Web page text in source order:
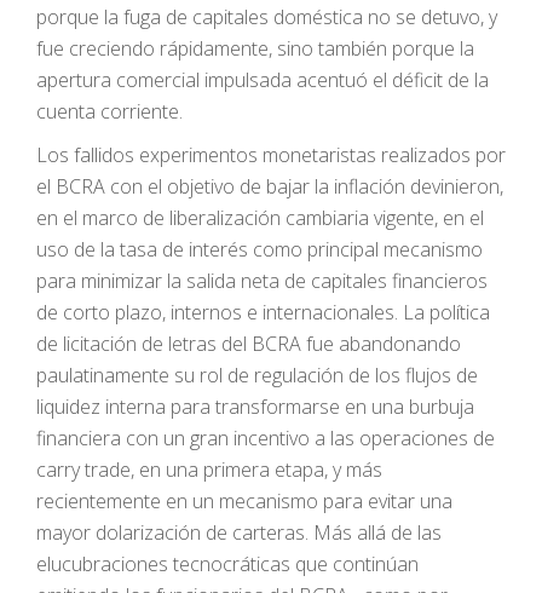
porque la fuga de capitales doméstica no se detuvo, y
fue creciendo rápidamente, sino también porque la
apertura comercial impulsada acentuó el déficit de la
cuenta corriente.
Los fallidos experimentos monetaristas realizados por
el BCRA con el objetivo de bajar la inflación devinieron,
en el marco de liberalización cambiaria vigente, en el
uso de la tasa de interés como principal mecanismo
para minimizar la salida neta de capitales financieros
de corto plazo, internos e internacionales. La política
de licitación de letras del BCRA fue abandonando
paulatinamente su rol de regulación de los flujos de
liquidez interna para transformarse en una burbuja
financiera con un gran incentivo a las operaciones de
carry trade, en una primera etapa, y más
recientemente en un mecanismo para evitar una
mayor dolarización de carteras. Más allá de las
elucubraciones tecnocráticas que continúan